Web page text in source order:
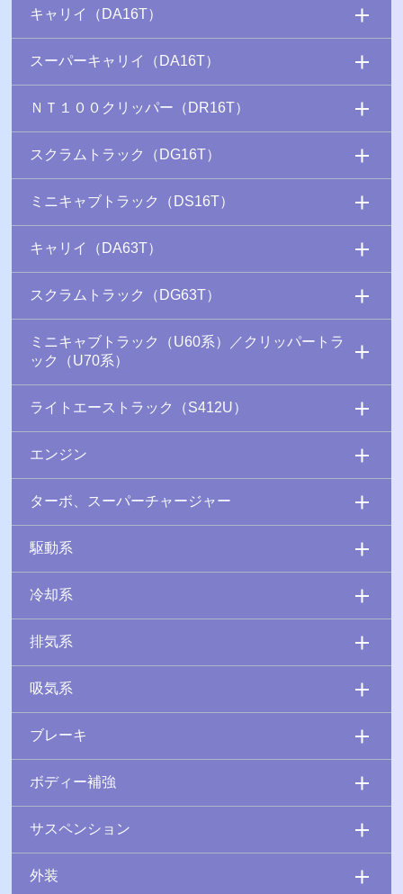
キャリイ（DA16T）
スーパーキャリイ（DA16T）
ＮＴ１００クリッパー（DR16T）
スクラムトラック（DG16T）
ミニキャブトラック（DS16T）
キャリイ（DA63T）
スクラムトラック（DG63T）
ミニキャブトラック（U60系）／クリッパートラ
ック（U70系）
ライトエーストラック（S412U）
エンジン
ターボ、スーパーチャージャー
駆動系
冷却系
排気系
吸気系
ブレーキ
ボディー補強
サスペンション
外装